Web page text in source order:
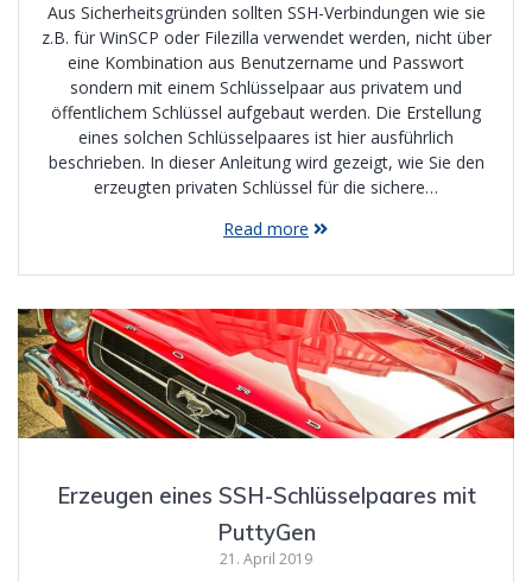
Aus Sicherheitsgründen sollten SSH-Verbindungen wie sie
z.B. für WinSCP oder Filezilla verwendet werden, nicht über
eine Kombination aus Benutzername und Passwort
sondern mit einem Schlüsselpaar aus privatem und
öffentlichem Schlüssel aufgebaut werden. Die Erstellung
eines solchen Schlüsselpaares ist hier ausführlich
beschrieben. In dieser Anleitung wird gezeigt, wie Sie den
erzeugten privaten Schlüssel für die sichere…
Read more
Erzeugen eines SSH-Schlüsselpaares mit
PuttyGen
21. April 2019